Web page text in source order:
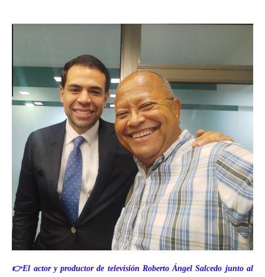
👉El actor y productor de televisión Roberto Ángel Salcedo junto al